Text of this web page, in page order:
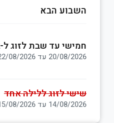
השבוע הבא
חמישי עד שבת לזוג ל-2 לילות
20/08/2026 עד 22/08/2026
שישי לזוג ללילה אחד
14/08/2026 עד 15/08/2026